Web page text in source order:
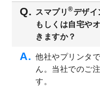
いたしま
2023/6/12
うちわの
しました
を公開い
2023/5/9
書類カバ
スマプリ ®デザイ
もしくは自宅や
きますか？
他社やプリンタ
ん。当社でのご
す。